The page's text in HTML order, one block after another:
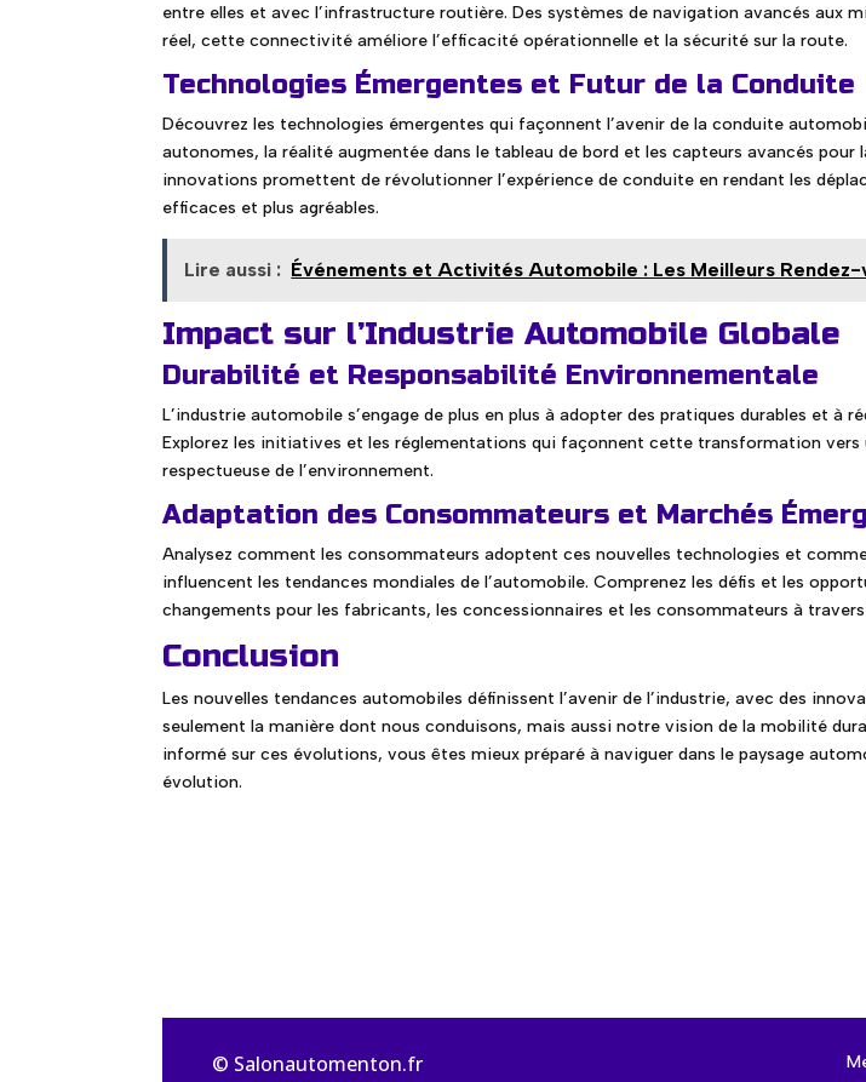
entre elles et avec l’infrastructure routière. Des systèmes de navigation avancés aux
réel, cette connectivité améliore l’efficacité opérationnelle et la sécurité sur la route.
Technologies Émergentes et Futur de la Conduite
Découvrez les technologies émergentes qui façonnent l’avenir de la conduite
autonomes, la réalité augmentée dans le tableau de bord et les capteurs avancés pour
innovations promettent de révolutionner l’expérience de conduite en rendant les
efficaces et plus agréables.
Lire aussi : Événements et Activités Automobile : Les Meilleurs Rendez-
Impact sur l’Industrie Automobile Globale
Durabilité et Responsabilité Environnementale
L’industrie automobile s’engage de plus en plus à adopter des pratiques durables et à
Explorez les initiatives et les réglementations qui façonnent cette transformation vers
respectueuse de l’environnement.
Adaptation des Consommateurs et Marchés
Analysez comment les consommateurs adoptent ces nouvelles technologies et
influencent les tendances mondiales de l’automobile. Comprenez les défis et les
changements pour les fabricants, les concessionnaires et les consommateurs à
Conclusion
Les nouvelles tendances automobiles définissent l’avenir de l’industrie, avec des
seulement la manière dont nous conduisons, mais aussi notre vision de la mobilité
informé sur ces évolutions, vous êtes mieux préparé à naviguer dans le paysage
évolution.
© Salonautomenton.fr